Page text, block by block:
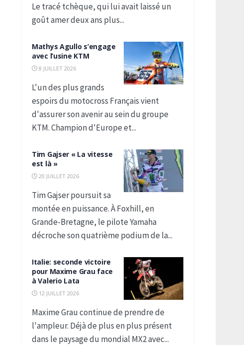
Le tracé tchèque, qui lui avait laissé un
goût amer deux ans plus...
Mathys Agullo s’engage
avec l’usine KTM
8 JUILLET 2026
L'un des plus grands
espoirs du motocross Français vient
d'assurer son avenir au sein du groupe
KTM. Champion d'Europe et...
Tim Gajser « La vitesse
est là »
20 JUILLET 2026
Tim Gajser poursuit sa
montée en puissance. À Foxhill, en
Grande-Bretagne, le pilote Yamaha
décroche son quatrième podium de la...
Italie: seconde victoire
pour Maxime Grau face
à Valerio Lata
12 JUILLET 2026
Maxime Grau continue de prendre de
l'ampleur. Déjà de plus en plus présent
dans le paysage du mondial MX2 avec...